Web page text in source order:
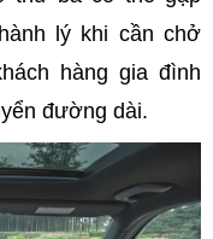
lý khi cần chở
hàng gia đình
đường dài.